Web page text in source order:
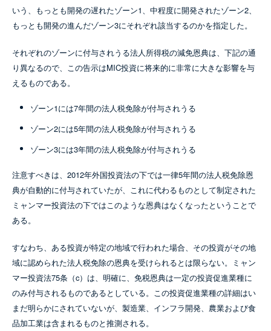
いう、もっとも開発の遅れたゾーン1、中程度に開発されたゾーン2、
もっとも開発の進んだゾーン3にそれぞれ該当するのかを指定した。
それぞれのゾーンに付与されうる法人所得税の減免恩典は、下記の通
り異なるので、この告示はMIC投資に将来的に非常に大きな影響を与
えるものである。
ゾーン1には7年間の法人税免除が付与されうる
ゾーン2には5年間の法人税免除が付与されうる
ゾーン3には3年間の法人税免除が付与されうる
注意すべきは、2012年外国投資法の下では一律5年間の法人税免除恩
典が自動的に付与されていたが、これに代わるものとして制定された
ミャンマー投資法の下ではこのような恩典はなくなったということで
ある。
すなわち、ある投資が特定の地域で行われた場合、その投資がその地
域に認められた法人税免除の恩典を受けられるとは限らない。ミャン
マー投資法75条（c）は、明確に、免税恩典は一定の投資促進業種に
のみ付与されるものであるとしている。この投資促進業種の詳細はい
まだ明らかにされていないが、製造業、インフラ開発、農業および食
品加工業は含まれるものと推測される。